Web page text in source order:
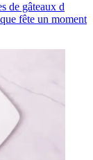
de gâteaux d
fête un moment